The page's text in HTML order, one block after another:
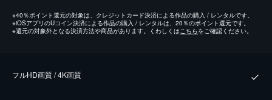
※40％ポイント還元の対象は、クレジットカード決済による作品の購入 / レンタルです。
※iOSアプリのUコイン決済による作品の購入 / レンタルは、20％のポイント還元です。
※還元の対象外となる決済方法や商品があります。くわしくは こちらをご確認ください。
フルHD画質 / 4K画質